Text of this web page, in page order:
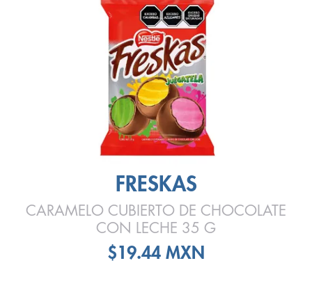
FRESKAS
CARAMELO CUBIERTO DE CHOCOLATE
CON LECHE 35 G
$19.44 MXN